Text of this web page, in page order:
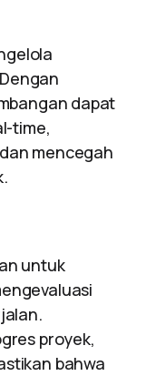
dapat
time,
mencegah
untuk
proyek,
bahwa